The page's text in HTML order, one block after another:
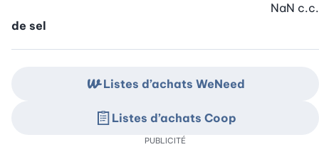
de sel
NaN c.c.
Listes d’achats WeNeed
Listes d’achats Coop
PUBLICITÉ